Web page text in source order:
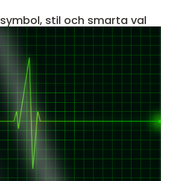
Förlovningsring symbol, stil och smarta val